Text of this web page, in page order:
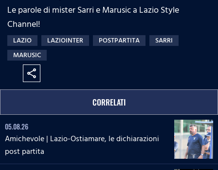
Le parole di mister Sarri e Marusic a Lazio Style
Channel!
LAZIO LAZIOINTER POSTPARTITA
SARRI
MARUSIC
share
CORRELATI
05.08.26
Amichevole | Lazio-Ostiamare, le dichiarazioni
post partita